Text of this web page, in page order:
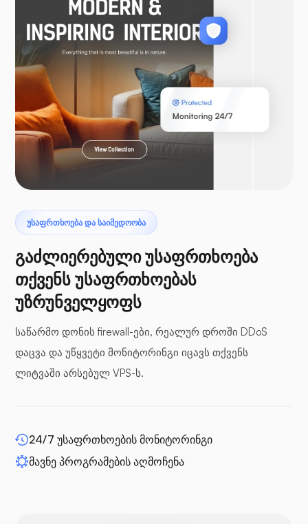
WooCommerce
ლარაველი
პტეროდაქტილი
ბუფერული პანელები
ᲣᲡᲐᲤᲠᲗᲮᲝᲔᲑᲐ ᲓᲐ ᲡᲐᲘᲛᲔᲓᲝᲝᲑᲐ
გაძლიერებული უსაფრთხოება
თქვენს უსაფრთხოებას
უზრუნველყოფს
საწარმო დონის firewall-ები, რეალურ დროში DDoS
დაცვა და უწყვეტი მონიტორინგი იცავს თქვენს
ლიტვაში არსებულ VPS-ს.
24/7 უსაფრთხოების მონიტორინგი
მავნე პროგრამების აღმოჩენა